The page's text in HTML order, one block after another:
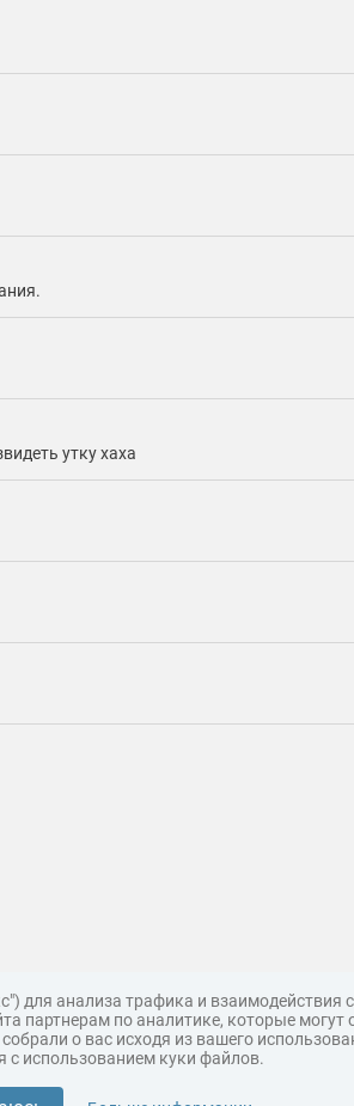
утку хаха
горы Мастер полигона
Топ модель
для анализа трафика и
партнерам по аналитике, которые
о вас исходя из вашего
с использованием куки файлов.